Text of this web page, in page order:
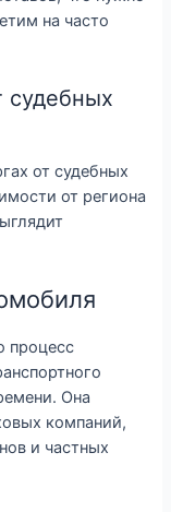
на часто
судебных
от судебных
от региона
процесс
Она
компаний,
и частных